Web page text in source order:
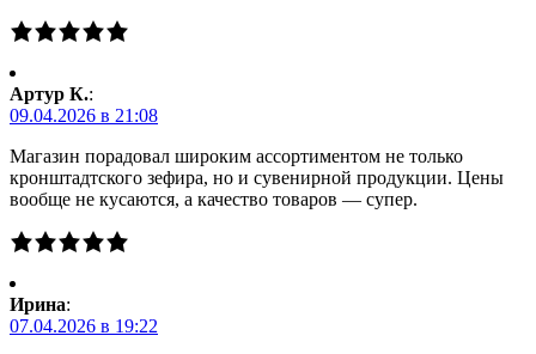
Артур К.:
09.04.2026 в 21:08
Магазин порадовал широким ассортиментом не только
кронштадтского зефира, но и сувенирной продукции. Цены
вообще не кусаются, а качество товаров — супер.
Ирина:
07.04.2026 в 19:22